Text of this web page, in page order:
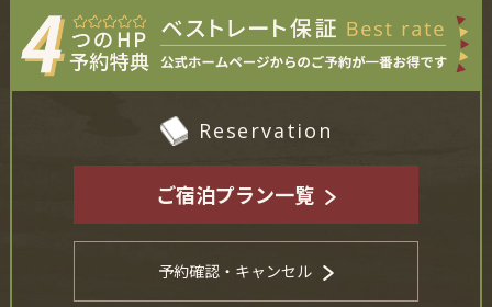
Reservation
ご宿泊プラン一覧
予約確認・キャンセル